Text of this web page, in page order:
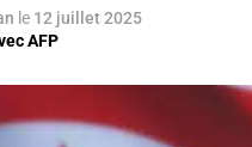
le 12 juillet 2025
AFP